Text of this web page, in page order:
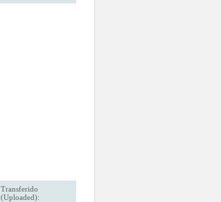
Transferido
(Uploaded):